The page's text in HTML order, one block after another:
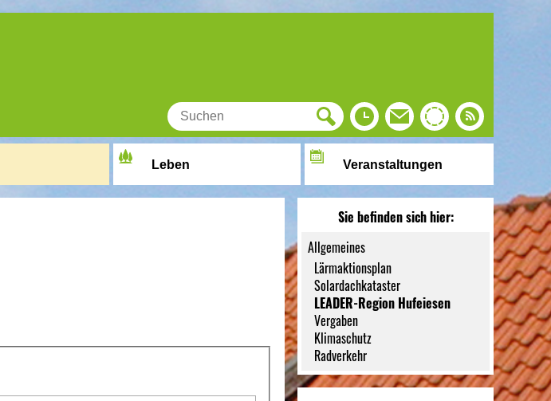
Leben Veranstaltungen
Sie befinden sich hier:
Allgemeines
Lärmaktionsplan
Solardachkataster
LEADER-Region Hufeiesen
Vergaben
Klimaschutz
Radverkehr